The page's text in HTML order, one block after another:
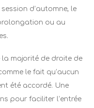
d’automne, le
ou au
la majorité de droite de
le fait qu’aucun
été accordé. Une
pour faciliter l’entrée